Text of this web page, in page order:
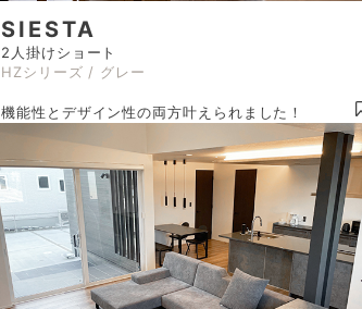
SIESTA
2人掛けショート
HZシリーズ / グレー
機能性とデザイン性の両方叶えられました！